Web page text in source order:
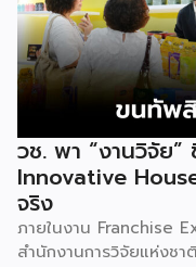
วช. พา “งานวิจัย”
Innovative
จริง
ภายในงาน Franchise
สำนักงานการวิจัยแห่งช